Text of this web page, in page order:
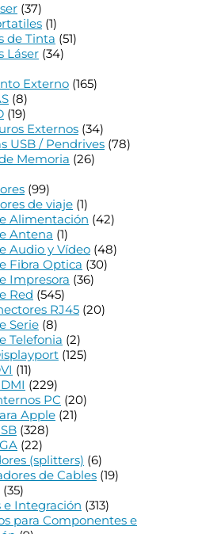
(37)
(1)
de Tinta (51)
Láser (34)
Externo (165)
(8)
(19)
Externos (34)
USB / Pendrives (78)
Memoria (26)
(99)
de viaje (1)
Alimentación (42)
Antena (1)
Audio y Vídeo (48)
Fibra Optica (30)
Impresora (36)
Red (545)
RJ45 (20)
Serie (8)
Telefonia (2)
(125)
(11)
(229)
PC (20)
Apple (21)
(328)
(22)
(splitters) (6)
de Cables (19)
(35)
Integración (313)
para Componentes e